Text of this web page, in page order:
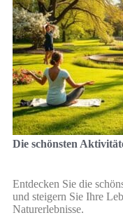
Die schönsten
Entdecken Sie die
und steigern Sie Ihre
Naturerlebnisse.